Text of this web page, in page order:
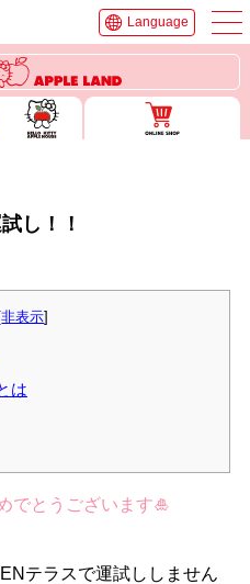
Language
し！！
[非表示]
は
でとうございます🎍
テラスで運試ししません